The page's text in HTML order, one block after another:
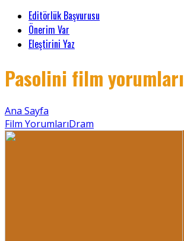
Editörlük Başvurusu
Önerim Var
Eleştirini Yaz
Pasolini film yorumları
Ana Sayfa
Film YorumlarıDram